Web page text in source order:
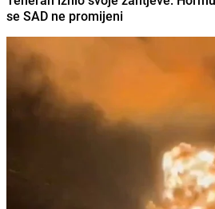
se SAD ne promijeni